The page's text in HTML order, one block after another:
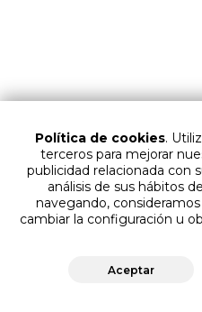
Política de cookies.
terceros para mejorar
publicidad relacionada con
análisis de sus hábitos
navegando,
cambiar la configuración u
Aceptar